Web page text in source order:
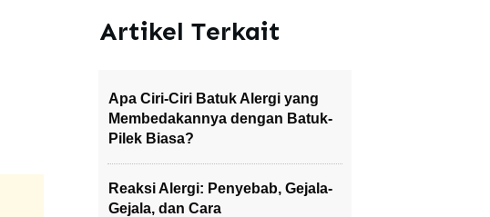
Artikel Terkait
Apa Ciri-Ciri Batuk Alergi yang
Membedakannya dengan Batuk-
Pilek Biasa?
Reaksi Alergi: Penyebab, Gejala-
Gejala, dan Cara